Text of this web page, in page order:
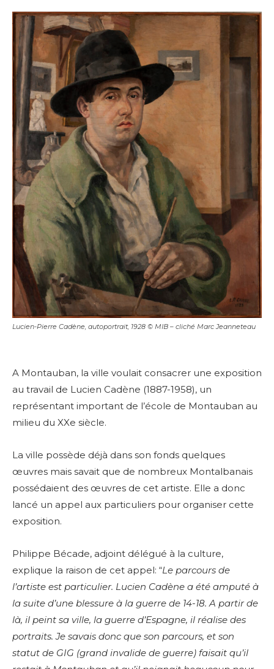
Lucien-Pierre Cadène, autoportrait, 1928 © MIB – cliché Marc Jeanneteau
A Montauban, la ville voulait consacrer une exposition
au travail de Lucien Cadène (1887-1958), un
représentant important de l’école de Montauban au
milieu du XXe siècle.
La ville possède déjà dans son fonds quelques
œuvres mais savait que de nombreux Montalbanais
possédaient des œuvres de cet artiste. Elle a donc
lancé un appel aux particuliers pour organiser cette
exposition.
Philippe Bécade, adjoint délégué à la culture,
explique la raison de cet appel: “Le parcours de
l’artiste est particulier. Lucien Cadène a été amputé à
la suite d’une blessure à la guerre de 14-18. A partir de
là, il peint sa ville, la guerre d’Espagne, il réalise des
portraits. Je savais donc que son parcours, et son
statut de GIG (grand invalide de guerre) faisait qu’il